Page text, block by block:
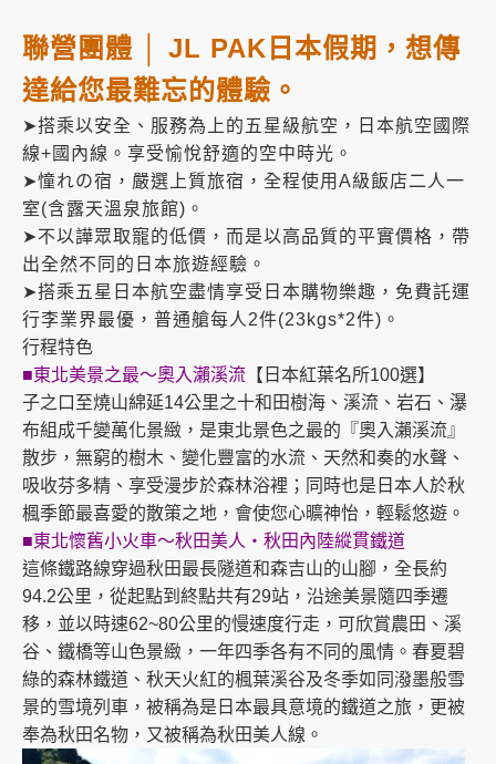
聯營團體 │ JL PAK日本假期，想傳
達給您最難忘的體驗。
➤搭乘以安全、服務為上的五星級航空，日本航空國際
線+國內線。享受愉悅舒適的空中時光。
➤憧れの宿，嚴選上質旅宿，全程使用A級飯店二人一
室(含露天溫泉旅館)。
➤不以譁眾取寵的低價，而是以高品質的平實價格，帶
出全然不同的日本旅遊經驗。
➤搭乘五星日本航空盡情享受日本購物樂趣，免費託運
行李業界最優，普通艙每人2件(23kgs*2件)。
行程特色
■東北美景之最～奧入瀨溪流 【日本紅葉名所100選】
子之口至燒山綿延14公里之十和田樹海、溪流、岩石、瀑
布組成千變萬化景緻，是東北景色之最的『奧入瀨溪流』
散步，無窮的樹木、變化豐富的水流、天然和奏的水聲、
吸收芬多精、享受漫步於森林浴裡；同時也是日本人於秋
楓季節最喜愛的散策之地，會使您心曠神怡，輕鬆悠遊。
■東北懷舊小火車～秋田美人‧秋田內陸縱貫鐵道
這條鐵路線穿過秋田最長隧道和森吉山的山腳，全長約
94.2公里，從起點到終點共有29站，沿途美景隨四季遷
移，並以時速62~80公里的慢速度行走，可欣賞農田、溪
谷、鐵橋等山色景緻，一年四季各有不同的風情。春夏碧
綠的森林鐵道、秋天火紅的楓葉溪谷及冬季如同潑墨般雪
景的雪境列車，被稱為是日本最具意境的鐵道之旅，更被
奉為秋田名物，又被稱為秋田美人線。